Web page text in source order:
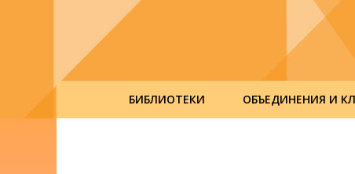
БИБЛИОТЕКИ ОБЪЕДИНЕНИЯ И